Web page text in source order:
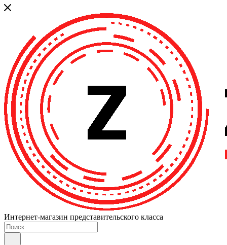
Интернет-магазин представительского класса